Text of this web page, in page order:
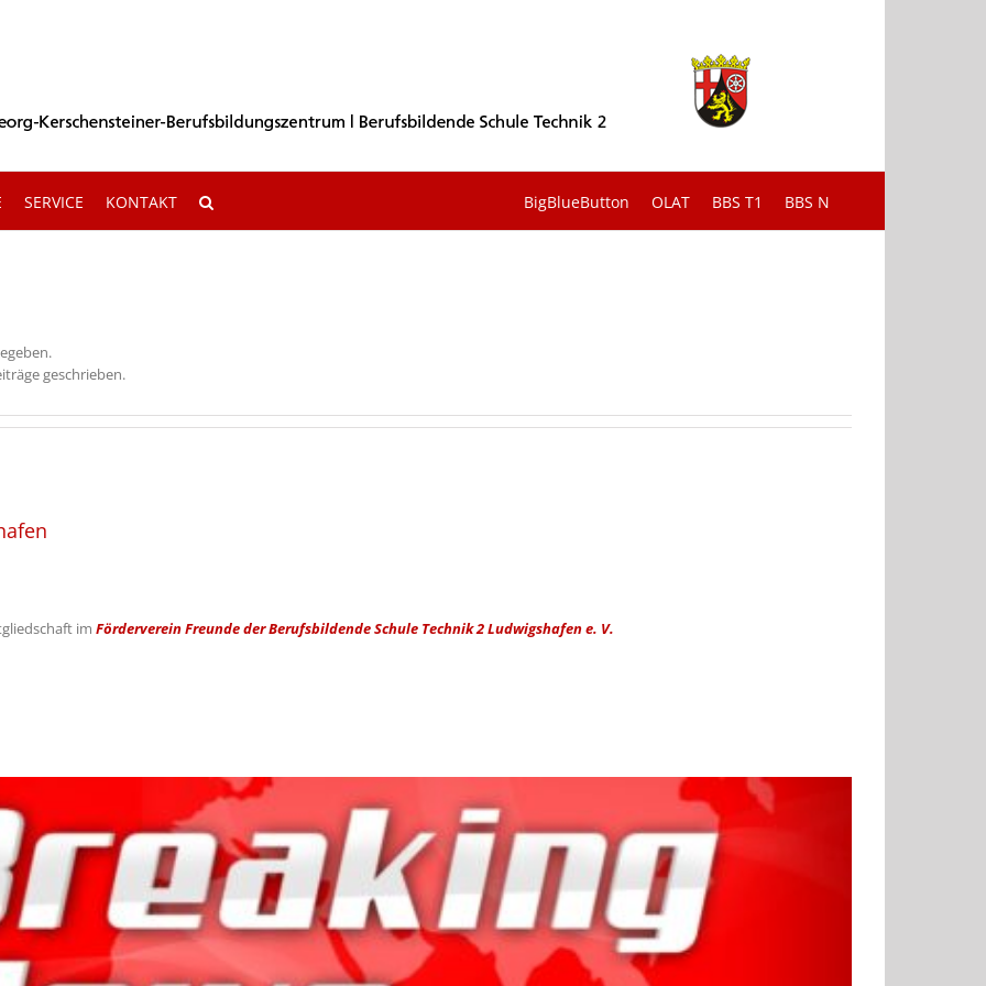
SERVICE KONTAKT BBS N
BBS T1
OLAT
BigBlueButton
geschrieben.
im Förderverein Freunde der Berufsbildende Schule Technik 2 Ludwigshafen e. V.